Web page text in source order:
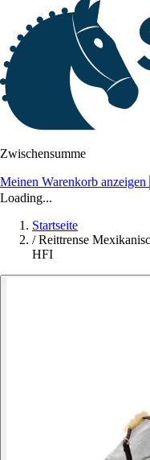
Zwischensumme
Meinen Warenkorb anzeigen
Loading...
Startseite
/ Reittrense
HFI